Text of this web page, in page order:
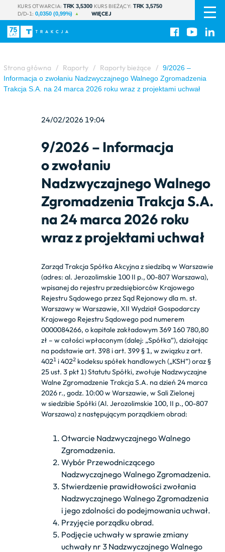
KURS OTWARCIA: TRK 3,5300 KURS BIEŻĄCY: TRK 3,5750
D/D-1: 0,0350 (0,99%) WIĘCEJ
PL
EN
Strona główna / Raporty / Raporty bieżące / 9/2026 –
Informacja o zwołaniu Nadzwyczajnego Walnego Zgromadzenia
Trakcja S.A. na 24 marca 2026 roku wraz z projektami uchwał
24/02/2026 19:04
9/2026 – Informacja
o zwołaniu
Nadzwyczajnego Walnego
Zgromadzenia Trakcja S.A.
na 24 marca 2026 roku
wraz z projektami uchwał
Zarząd Trakcja Spółka Akcyjna z siedzibą w Warszawie
(adres: al. Jerozolimskie 100 II p., 00-807 Warszawa),
wpisanej do rejestru przedsiębiorców Krajowego
Rejestru Sądowego przez Sąd Rejonowy dla m. st.
Warszawy w Warszawie, XII Wydział Gospodarczy
Krajowego Rejestru Sądowego pod numerem
0000084266, o kapitale zakładowym 369 160 780,80
zł – w całości wpłaconym (dalej: „Spółka”), działając
na podstawie art. 398 i art. 399 § 1, w związku z art.
4021 i 4022 kodeksu spółek handlowych („KSH”) oraz §
25 ust. 3 pkt 1) Statutu Spółki, zwołuje Nadzwyczajne
Walne Zgromadzenie Trakcja S.A. na dzień 24 marca
2026 r., godz. 10:00 w Warszawie, w Sali Zielonej
w siedzibie Spółki (Al. Jerozolimskie 100, II p., 00-807
Warszawa) z następującym porządkiem obrad:
Otwarcie Nadzwyczajnego Walnego
Zgromadzenia.
Wybór Przewodniczącego
Nadzwyczajnego Walnego Zgromadzenia.
Stwierdzenie prawidłowości zwołania
Nadzwyczajnego Walnego Zgromadzenia
i jego zdolności do podejmowania uchwał.
Przyjęcie porządku obrad.
Podjęcie uchwały w sprawie zmiany
uchwały nr 3 Nadzwyczajnego Walnego